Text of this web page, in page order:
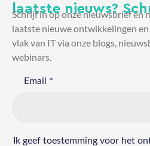
laatste nieuws?
Schrijf in op onze nieuwsbrief en
laatste nieuwe ontwikkelingen
vlak van IT via onze blogs,
webinars.